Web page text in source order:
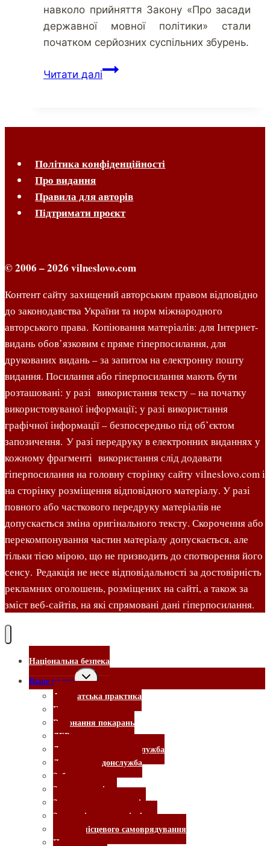
навколо прийняття Закону «Про засади
державної мовної політики» стали
початком серйозних суспільних збурень.
Читати даліЩо
Політика конфіденційності
Про видання
Правила для авторів
Підтримати проєкт
© 2006 – 2026 vilneslovo.com
Контент сайту захищений авторським правом відповідно
до законодавства України та норм міжнародного
авторського права. Копіювання матеріалів: для Інтернет-
видань обов’язковим є пряме гіперпосилання, для
друкованих видань – за запитом на електронну пошту
видання. Посилання або гіперпосилання мають бути
розташовані: у разі використання тексту – на початку
використовуваної інформації; у разі використання
графічної інформації – безпосередньо під об’єктом
запозичення. У разі передруку в електронних виданнях у
кожному фрагменті використання слід додавати
гіперпосилання на головну сторінку сайту vilneslovo.com і
на сторінку розміщення відповідного матеріалу. У разі
повного або часткового передруку матеріалів не
допускається зміна оригінального тексту. Скорочення або
перекомпонування частин матеріалу допускається, але
тільки тією мірою, що не призводить до спотворення його
сенсу. Редакція не несе відповідальності за достовірність
рекламних оголошень, розміщених на сайті, а також за
зміст веб-сайтів, на які спрямовані дані гіперпосилання.
Національна безпека
Ваше право Перемкнути
нащадка
Адвокатська практика
Банки
Виконання покарань
ДБР
Державна виконавча служба
Держприкордонслужба
Забудовники
Законотворчість
Захист прав споживачів
Земельні та житлові афери
органи місцевого самоврядування
Податки